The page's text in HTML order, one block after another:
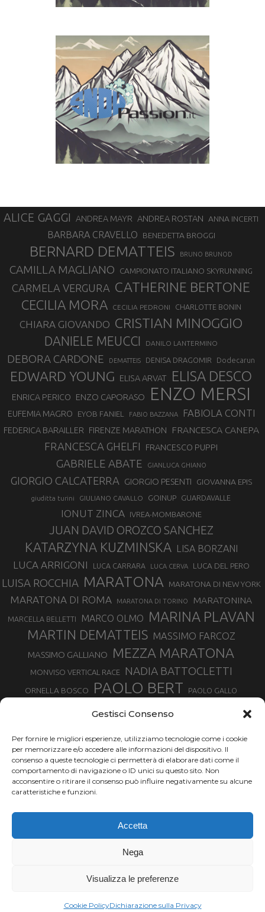
Gestisci Consenso
Per fornire le migliori esperienze, utilizziamo tecnologie come i cookie
per memorizzare e/o accedere alle informazioni del dispositivo. Il
consenso a queste tecnologie ci permetterà di elaborare dati come il
comportamento di navigazione o ID unici su questo sito. Non
acconsentire o ritirare il consenso può influire negativamente su alcune
caratteristiche e funzioni.
Accetta
Nega
Visualizza le preferenze
Cookie PolicyDichiarazione sulla Privacy
ALICE GAGGI ANDREA MAYR ANDREA ROSTAN ANNA INCERTI
BARBARA CRAVELLO BENEDETTA BROGGI
BERNARD DEMATTEIS BRUNO BRUNOD
CAMILLA MAGLIANO CAMPIONATO ITALIANO SKYRUNNING
CARMELA VERGURA CATHERINE BERTONE
CECILIA MORA CECILIA PEDRONI CHARLOTTE BONIN
CHIARA GIOVANDO CRISTIAN MINOGGIO
DANIELE MEUCCI DANILO LANTERMINO
DEBORA CARDONE DEMATTEIS DENISA DRAGOMIR Dodecarun
EDWARD YOUNG ELISA ARVAT ELISA DESCO
ENRICA PERICO ENZO CAPORASO ENZO MERSI
EUFEMIA MAGRO EYOB FANIEL FABIO BAZZANA FABIOLA CONTI
FEDERICA BARAILLER FIRENZE MARATHON FRANCESCA CANEPA
FRANCESCA GHELFI FRANCESCO PUPPI
GABRIELE ABATE GIANLUCA GHIANO
GIORGIO CALCATERRA GIORGIO PESENTI GIOVANNA EPIS
giuditta turini GIULIANO CAVALLO GOINUP GUARDAVALLE
IONUT ZINCA IVREA-MOMBARONE
JUAN DAVID OROZCO SANCHEZ
KATARZYNA KUZMINSKA LISA BORZANI
LUCA ARRIGONI LUCA CARRARA LUCA CERVA LUCA DEL PERO
LUISA ROCCHIA MARATONA MARATONA DI NEW YORK
MARATONA DI ROMA MARATONA DI TORINO MARATONINA
MARCELLA BELLETTI MARCO OLMO MARINA PLAVAN
MARTIN DEMATTEIS MASSIMO FARCOZ
MASSIMO GALLIANO MEZZA MARATONA
MONVISO VERTICAL RACE NADIA BATTOCLETTI
ORNELLA BOSCO PAOLO BERT PAOLO GALLO
SILVIA SERAFINI SONIA GLAREY TAVAGNASCO TOR DES GEANTS
TOUR MONVISO TRAIL TRAIL MONTE CASTO TROFEO KIMA
TURIN MARATHON URBAN ZEMMER VAL DI FASSA RUNNING
VALENTINA BELOTTI
VENICE MARATHON
XAVIER CHEVRIER
YEMAN CRIPPA
Chi siamo | Termini d'uso | Privacy |